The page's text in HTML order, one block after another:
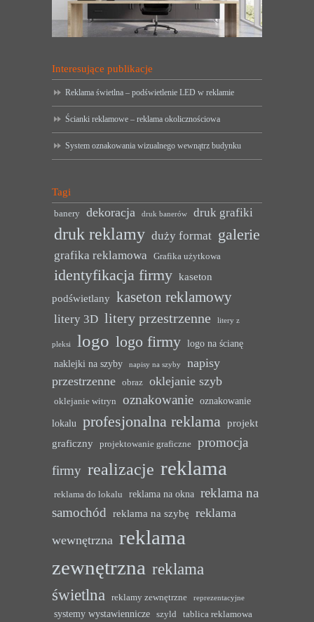
Interesujące publikacje
Reklama świetlna – podświetlenie LED w reklamie
Ścianki reklamowe – reklama okolicznościowa
System oznakowania wizualnego wewnątrz budynku
Tagi
banery dekoracja druk banerów druk grafiki
druk reklamy duży format galerie
grafika reklamowa Grafika użytkowa
identyfikacja firmy kaseton
podświetlany kaseton reklamowy
litery 3D litery przestrzenne litery z
pleksi logo logo firmy logo na ścianę
naklejki na szyby
napisy na szyby
napisy
przestrzenne
obraz oklejanie szyb
oklejanie witryn oznakowanie oznakowanie
lokalu profesjonalna reklama projekt
graficzny
projektowanie graficzne
promocja
firmy realizacje reklama
reklama do lokalu reklama na okna reklama na
samochód reklama na szybę reklama
wewnętrzna reklama
zewnętrzna reklama
świetlna
reklamy zewnętrzne reprezentacyjne
systemy wystawiennicze szyld tablica reklamowa